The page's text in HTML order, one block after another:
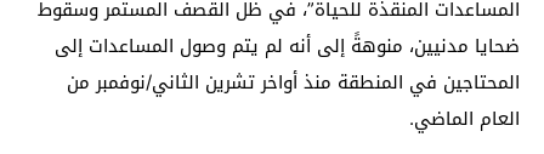
المساعدات المنقذة للحياة”، في ظل القصف المستمر وسقوط
ضحايا مدنيين، منوهةً إلى أنه لم يتم وصول المساعدات إلى
المحتاجين في المنطقة منذ أواخر تشرين الثاني/نوفمبر من
العام الماضي.